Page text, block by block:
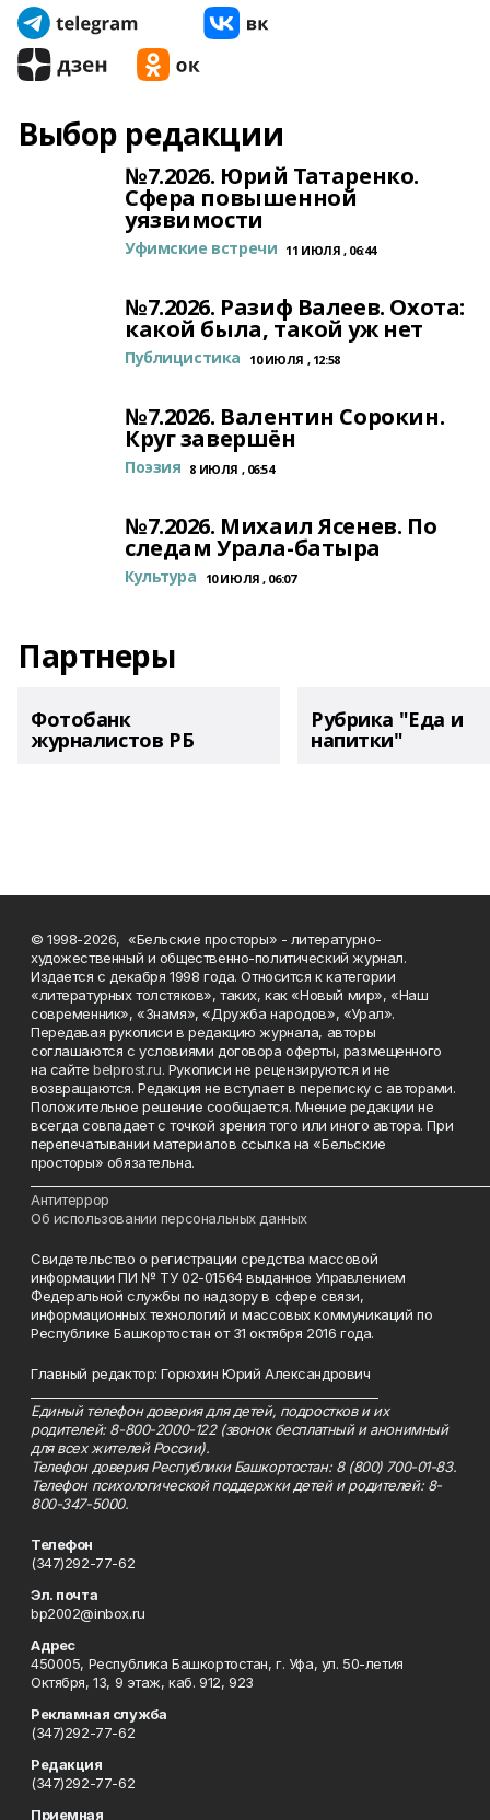
Выбор редакции
№7.2026. Юрий Татаренко.
Сфера повышенной
уязвимости
Уфимские встречи 11 ИЮЛЯ , 06:44
№7.2026. Разиф Валеев. Охота:
какой была, такой уж нет
Публицистика 10 ИЮЛЯ , 12:58
№7.2026. Валентин Сорокин.
Круг завершён
Поэзия 8 ИЮЛЯ , 06:54
№7.2026. Михаил Ясенев. По
следам Урала-батыра
Культура 10 ИЮЛЯ , 06:07
Партнеры
Фотобанк
журналистов РБ
Рубрика "Еда и
напитки"
© 1998-2026, «Бельские просторы» - литературно-
художественный и общественно-политический журнал.
Издается с декабря 1998 года. Относится к категории
«литературных толстяков», таких, как «Новый мир», «Наш
современник», «Знамя», «Дружба народов», «Урал».
Передавая рукописи в редакцию журнала, авторы
соглашаются с условиями договора оферты, размещенного
на сайтеbelprost.ru. Рукописи не рецензируются и не
возвращаются. Редакция не вступает в переписку с авторами.
Положительное решение сообщается. Мнение редакции не
всегда совпадает с точкой зрения того или иного автора. При
перепечатывании материалов ссылка на «Бельские
просторы» обязательна.
Антитеррор
Об использовании персональных данных
Свидетельство о регистрации средства массовой
информации ПИ № ТУ 02-01564 выданное Управлением
Федеральной службы по надзору в сфере связи,
информационных технологий и массовых коммуникаций по
Республике Башкортостан от 31 октября 2016 года.
Главный редактор: Горюхин Юрий Александрович
Единый телефон доверия для детей, подростков и их
родителей: 8-800-2000-122 (звонок бесплатный и анонимный
для всех жителей России).
Телефон доверия Республики Башкортостан: 8 (800) 700-01-83.
Телефон психологической поддержки детей и родителей: 8-
800-347-5000.
Телефон
(347)292-77-62
Эл. почта
bp2002@inbox.ru
Адрес
450005, Республика Башкортостан, г. Уфа, ул. 50-летия
Октября, 13, 9 этаж, каб. 912, 923
Рекламная служба
(347)292-77-62
Редакция
(347)292-77-62
Приемная